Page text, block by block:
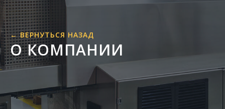
← ВЕРНУТЬСЯ НАЗАД
О КОМПАНИИ